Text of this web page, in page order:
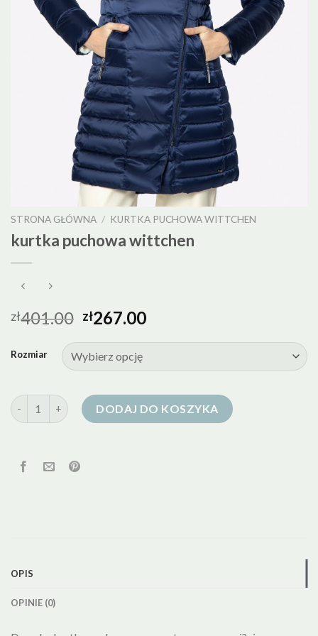
STRONA GŁÓWNA / KURTKA PUCHOWA WITTCHEN
kurtka puchowa wittchen
zł401.00 zł267.00
Rozmiar
ilość kurtka puchowa wittchenDODAJ DO KOSZYKA
OPIS
OPINIE (0)